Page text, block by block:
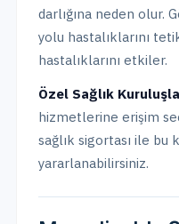
darlığına neden olur.
yolu hastalıklarını
hastalıklarını etkiler.
Özel Sağlık
hizmetlerine erişim
sağlık sigortası ile bu
yararlanabilirsiniz.